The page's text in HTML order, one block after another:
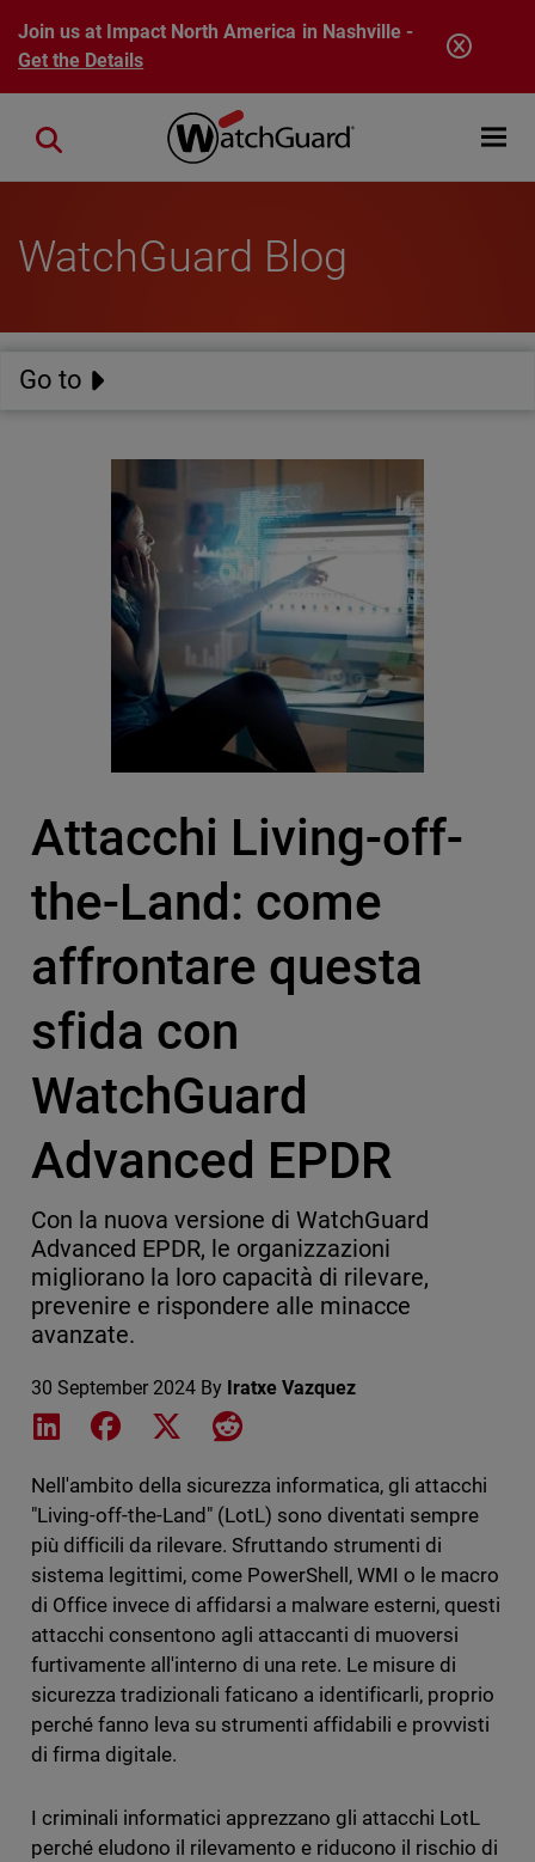
Skip to main content
Join us at Impact North America in Nashville -
Get the Details
Open
Close search
WatchGuard Blog
Go to
Attacchi Living-off-
the-Land: come
affrontare questa
sfida con
WatchGuard
Advanced EPDR
Con la nuova versione di WatchGuard
Advanced EPDR, le organizzazioni
migliorano la loro capacità di rilevare,
prevenire e rispondere alle minacce
avanzate.
30 September 2024 By Iratxe Vazquez
Share on LinkedIn
Share on Facebook
Share on XShare on Reddit
Nell'ambito della sicurezza informatica, gli attacchi
"Living-off-the-Land" (LotL) sono diventati sempre
più difficili da rilevare. Sfruttando strumenti di
sistema legittimi, come PowerShell, WMI o le macro
di Office invece di affidarsi a malware esterni, questi
attacchi consentono agli attaccanti di muoversi
furtivamente all'interno di una rete. Le misure di
sicurezza tradizionali faticano a identificarli, proprio
perché fanno leva su strumenti affidabili e provvisti
di firma digitale.
I criminali informatici apprezzano gli attacchi LotL
perché eludono il rilevamento e riducono il rischio di